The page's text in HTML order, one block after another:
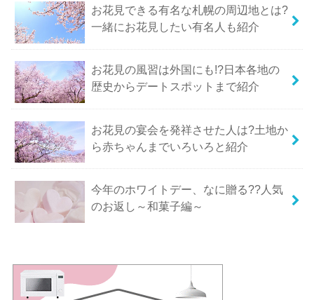
お花見できる有名な札幌の周辺地とは?
一緒にお花見したい有名人も紹介
お花見の風習は外国にも!?日本各地の
歴史からデートスポットまで紹介
お花見の宴会を発祥させた人は?土地か
ら赤ちゃんまでいろいろと紹介
今年のホワイトデー、なに贈る??人気
のお返し～和菓子編～